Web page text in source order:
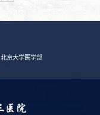
北京大学医学部